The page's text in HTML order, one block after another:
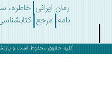
رمان ایرانی خاطره،
مرجع کتابشناسی نقد
کلیه حقوق محفوظ است و بازنشر مطالب